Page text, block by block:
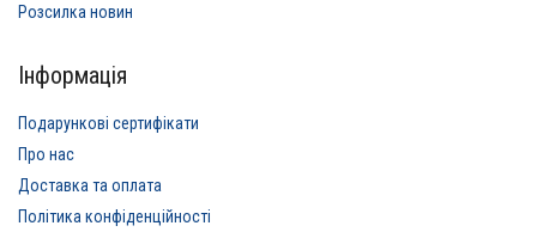
Розсилка новин
Інформація
Подарункові сертифікати
Про нас
Доставка та оплата
Політика конфіденційності